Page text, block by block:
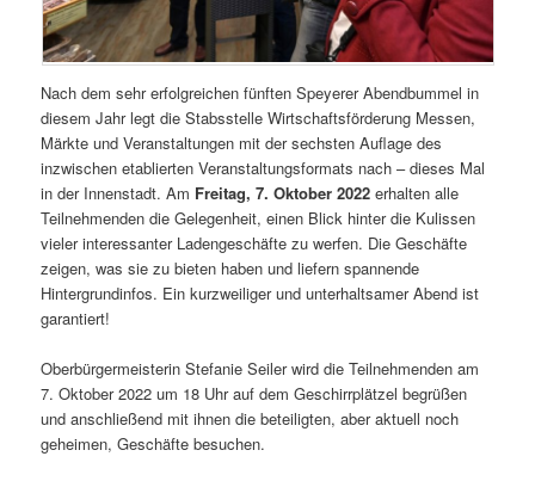
Nach dem sehr erfolgreichen fünften Speyerer Abendbummel in
diesem Jahr legt die Stabsstelle Wirtschaftsförderung Messen,
Märkte und Veranstaltungen mit der sechsten Auflage des
inzwischen etablierten Veranstaltungsformats nach – dieses Mal
in der Innenstadt. Am Freitag, 7. Oktober 2022 erhalten alle
Teilnehmenden die Gelegenheit, einen Blick hinter die Kulissen
vieler interessanter Ladengeschäfte zu werfen. Die Geschäfte
zeigen, was sie zu bieten haben und liefern spannende
Hintergrundinfos. Ein kurzweiliger und unterhaltsamer Abend ist
garantiert!
Oberbürgermeisterin Stefanie Seiler wird die Teilnehmenden am
7. Oktober 2022 um 18 Uhr auf dem Geschirrplätzel begrüßen
und anschließend mit ihnen die beteiligten, aber aktuell noch
geheimen, Geschäfte besuchen.